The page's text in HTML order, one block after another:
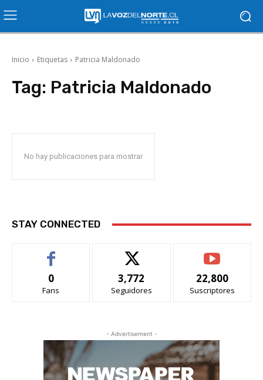
Inicio Etiquetas Patricia Maldonado
Tag: Patricia Maldonado
No hay publicaciones para mostrar
STAY CONNECTED
0
Fans
3,772
Seguidores
22,800
Suscriptores
- Advertisement -